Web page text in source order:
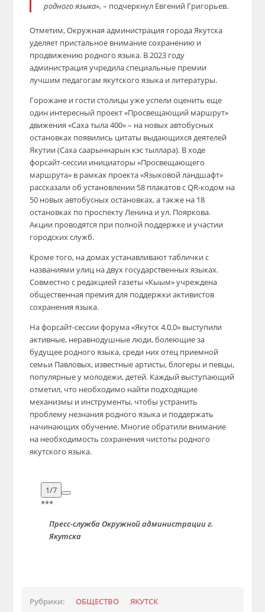
родного языка», – подчеркнул Евгений Григорьев.
Отметим, Окружная администрация города Якутска
уделяет пристальное внимание сохранению и
продвижению родного языка. В 2023 году
администрация учредила специальные премии
лучшим педагогам якутского языка и литературы.
Горожане и гости столицы уже успели оценить еще
один интересный проект «Просвещающий маршрут»
движения «Саха тыла 400» – на новых автобусных
остановках появились цитаты выдающихся деятелей
Якутии (Саха саарыннарын кэс тыллара). В ходе
форсайт-сессии инициаторы «Просвещающего
маршрута» в рамках проекта «Языковой ландшафт»
рассказали об установлении 58 плакатов с QR-кодом на
50 новых автобусных остановках, а также на 18
остановках по проспекту Ленина и ул. Пояркова.
Акции проводятся при полной поддержке и участии
городских служб.
Кроме того, на домах устанавливают таблички с
названиями улиц на двух государственных языках.
Совместно с редакцией газеты «Кыым» учреждена
общественная премия для поддержки активистов
сохранения языка.
На форсайт-сессии форума «Якутск 4.0.0» выступили
активные, неравнодушные люди, болеющие за
будущее родного языка, среди них отец приемной
семьи Павловых, известные артисты, блогеры и певцы,
популярные у молодежи, детей. Каждый выступающий
отметил, что необходимо найти подходящие
механизмы и инструменты, чтобы устранить
проблему незнания родного языка и поддержать
начинающих обучение. Многие обратили внимание
на необходимость сохранения чистоты родного
якутского языка.
1/7
***
Пресс-служба Окружной администрации г.
Якутска
Рубрики: ОБЩЕСТВО ЯКУТСК